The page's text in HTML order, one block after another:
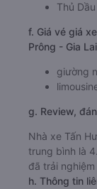
Thủ
f. Giá vé giá
Prông - Gia
giường
g. Review,
Nhà xe Tấn
trung bình là
đã trải
h. Thông tin